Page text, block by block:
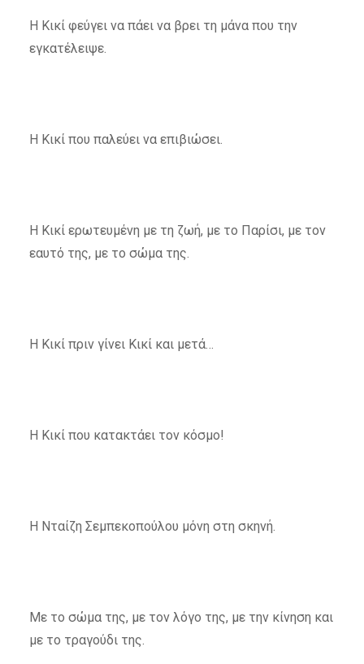
Η Κικί φεύγει να πάει να βρει τη μάνα που την
εγκατέλειψε.
Η Κικί που παλεύει να επιβιώσει.
Η Κικί ερωτευμένη με τη ζωή, με το Παρίσι, με τον
εαυτό της, με το σώμα της.
Η Κικί πριν γίνει Κικί και μετά…
Η Κικί που κατακτάει τον κόσμο!
Η Νταίζη Σεμπεκοπούλου μόνη στη σκηνή.
Με το σώμα της, με τον λόγο της, με την κίνηση και
με το τραγούδι της.